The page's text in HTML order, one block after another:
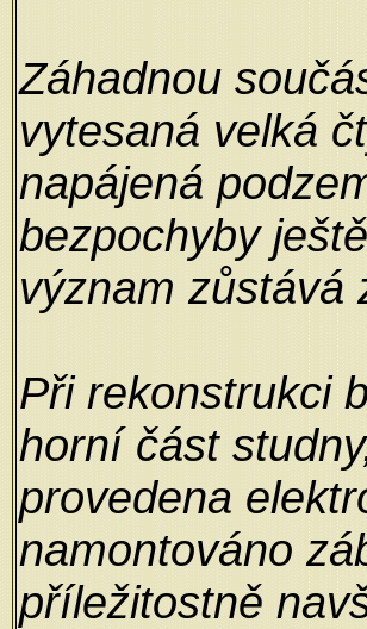
Záhadnou
vytesaná velká
napájená
bezpochyby
význam
Při rekonstrukci
horní část
provedena
namontováno
příležitostně